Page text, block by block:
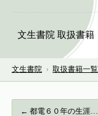
文生書院 取扱書籍
文生書院 › 取扱書籍一覧
← 都電６０年の生涯…